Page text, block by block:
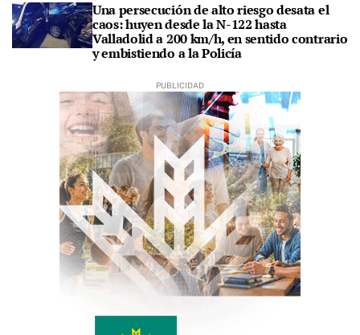
Una persecución de alto riesgo desata el
caos: huyen desde la N-122 hasta
Valladolid a 200 km/h, en sentido contrario
y embistiendo a la Policía